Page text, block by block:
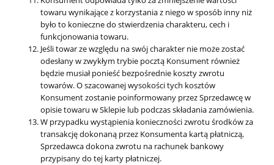
towaru wynikające z korzystania z niego w sposób inny niż
było to konieczne do stwierdzenia charakteru, cech i
funkcjonowania towaru.
Jeśli towar ze względu na swój charakter nie może zostać
odesłany w zwykłym trybie pocztą Konsument również
będzie musiał ponieść bezpośrednie koszty zwrotu
towarów. O szacowanej wysokości tych kosztów
Konsument zostanie poinformowany przez Sprzedawcę w
opisie towaru w Sklepie lub podczas składania zamówienia.
W przypadku wystąpienia konieczności zwrotu środków za
transakcję dokonaną przez Konsumenta kartą płatniczą,
Sprzedawca dokona zwrotu na rachunek bankowy
przypisany do tej karty płatniczej.